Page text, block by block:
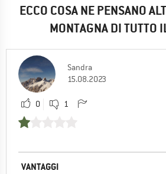
ECCO COSA NE PENSANO
MONTAGNA DI TUTTO
Sandra
15.08.2023
0 1
VANTAGGI